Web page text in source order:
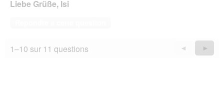
Liebe Grüße, Isi
1–10 sur 11 questions
Précédent
Questions
◄ ►